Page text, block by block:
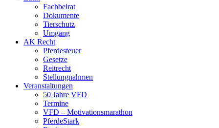
Fachbeirat
Dokumente
Tierschutz
Umgang
AK Recht
Pferdesteuer
Gesetze
Reitrecht
Stellungnahmen
Veranstaltungen
50 Jahre VFD
Termine
VFD – Motivationsmarathon
PferdeStark